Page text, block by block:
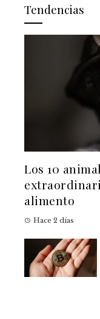
Tendencias
Los 10
alimento
Hace 2 días